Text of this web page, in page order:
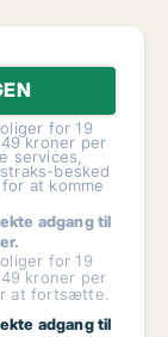
for 19
kroner per
services,
besked
at komme
adgang til
for 19
kroner per
at fortsætte.
adgang til